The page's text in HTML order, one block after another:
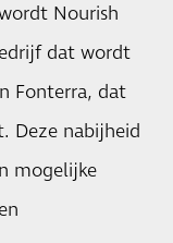
Nourish
dat wordt
Fonterra, dat
Deze nabijheid
mogelijke